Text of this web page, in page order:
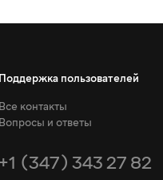
Поддержка пользователей
Все контакты
Вопросы и ответы
+1 (347) 343 27 82